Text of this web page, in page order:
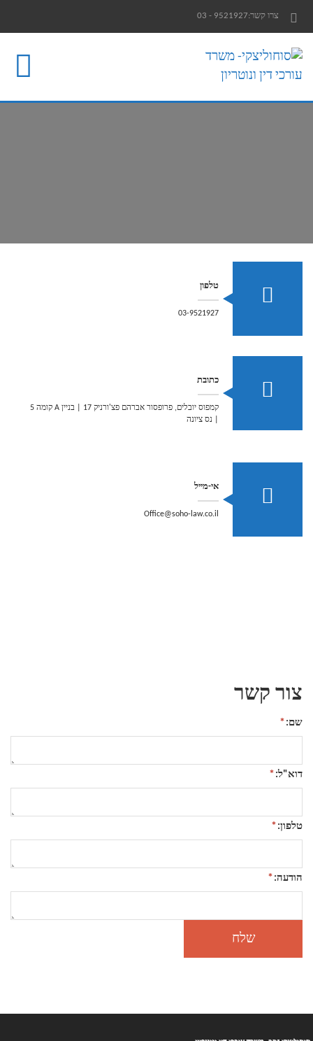
צרו קשר:9521927 - 03
טלפון
03-9521927
כתובת
קמפוס יובלים, פרופסור אברהם פצ'ורניק 17 | בניין A קומה 5
| נס ציונה
אי-מייל
Office@soho-law.co.il
צור קשר
שם:*
דוא"ל:*
טלפון:*
הודעה:*